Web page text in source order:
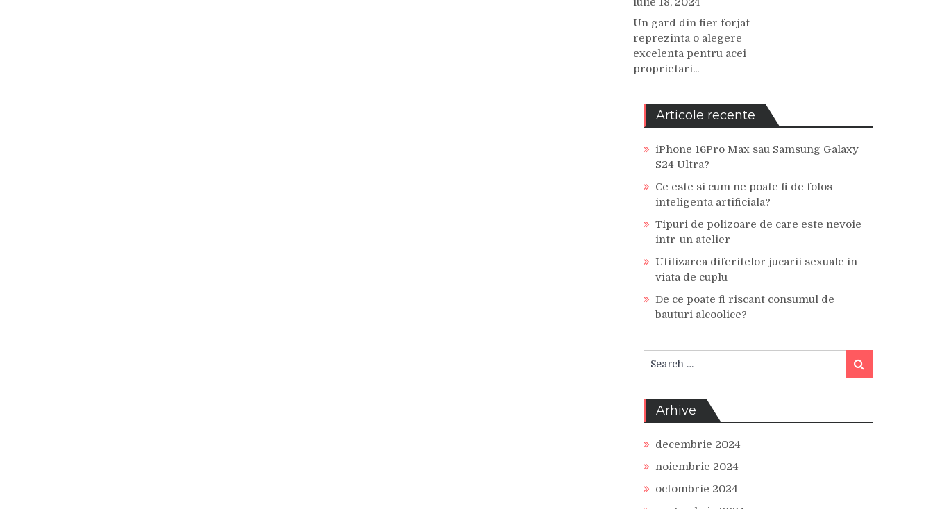
Un gard din fier forjat
reprezinta o alegere
excelenta pentru acei
proprietari...
Articole recente
iPhone 16Pro Max sau Samsung Galaxy
S24 Ultra?
Ce este si cum ne poate fi de folos
inteligenta artificiala?
Tipuri de polizoare de care este nevoie
intr-un atelier
Utilizarea diferitelor jucarii sexuale in
viata de cuplu
De ce poate fi riscant consumul de
bauturi alcoolice?
for:
Search
Arhive
decembrie 2024
noiembrie 2024
octombrie 2024